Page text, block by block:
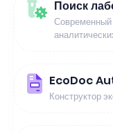
Поиск
Современный
EcoDoc
Конструктор